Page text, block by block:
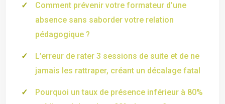
Comment prévenir votre formateur d’une
absence sans saborder votre relation
pédagogique ?
L’erreur de rater 3 sessions de suite et de ne
jamais les rattraper, créant un décalage fatal
Pourquoi un taux de présence inférieur à 80%